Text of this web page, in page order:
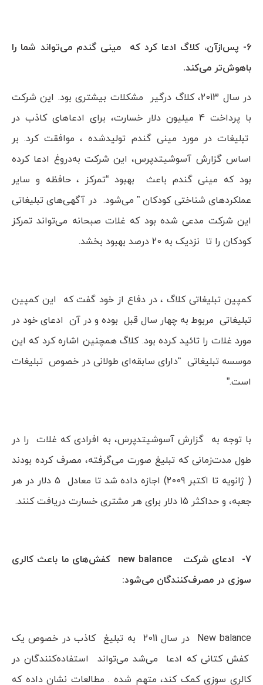
6- پس‌ازآن، کلاگ ادعا کرد که مینی گندم می‌تواند شما را
باهوش‌تر می‌کند.
در سال 2013، کلاگ درگیر مشکلات بیشتری بود. این شرکت
با پرداخت 4 میلیون دلار خسارت، برای ادعاهای کاذب در
تبلیغات در مورد مینی گندم تولیدشده ، موافقت کرد. بر
اساس گزارش آسوشیتدپرس، این شرکت به‌دروغ ادعا کرده
بود که مینی گندم باعث بهبود “تمرکز ، حافظه و سایر
عملکردهای شناختی کودکان ” می‌شود. در آگهی‌های تبلیغاتی
این شرکت مدعی شده بود که غلات صبحانه می‌تواند تمرکز
کودکان را تا نزدیک به 20 درصد بهبود بخشد.
کمپین تبلیغاتی کلاگ ، در دفاع از خود گفت که این کمپین
تبلیغاتی مربوط به چهار سال قبل بوده و در آن ادعای خود در
مورد غلات را تائید کرده بود. کلاگ همچنین اشاره کرد که این
موسسه تبلیغاتی “دارای سابقه‌ای طولانی در خصوص تبلیغات
است.”
با توجه به گزارش آسوشیتدپرس، به افرادی که غلات را در
طول مدت‌زمانی که تبلیغ صورت می‌گرفته، مصرف کرده بودند
( ژانویه تا اکتبر 2009) اجازه داده شد تا معادل 5 دلار در هر
جعبه، و حداکثر 15 دلار برای هر مشتری خسارت دریافت کنند.
7- ادعای شرکت new balance کفش‌های ما باعث کالری
سوزی در مصرف‌کنندگان می‌شود:
New balance در سال 2011 به تبلیغ کاذب در خصوص یک
کفش کتانی که ادعا می‌شد می‌تواند استفاده‌کنندگان در
کالری سوزی کمک کند، متهم شده . مطالعات نشان داده که